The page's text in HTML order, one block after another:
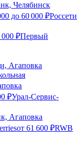
Челябинск
до 60 000 ₽Россети
000 ₽Первый
Агаповка
₽Урал-Сервис-
Агаповка
от 61 600 ₽RWB